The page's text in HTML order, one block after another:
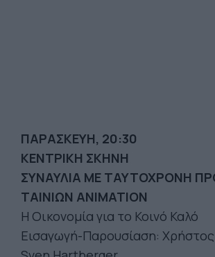
ΠΑΡΑΣΚΕΥΗ, 20:30
ΚΕΝΤΡΙΚΗ ΣΚΗΝΗ
ΣΥΝΑΥΛΙΑ ΜΕ ΤΑΥΤΟΧΡΟΝΗ
ΤΑΙΝΙΩΝ ANIMATION
Η Οικονομία για το Κοινό Καλό
Εισαγωγή-Παρουσίαση: